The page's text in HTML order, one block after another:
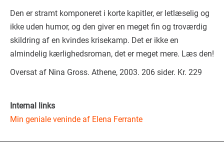
Den er stramt komponeret i korte kapitler, er letlæselig og
ikke uden humor, og den giver en meget fin og troværdig
skildring af en kvindes krisekamp. Det er ikke en
almindelig kærlighedsroman, det er meget mere. Læs den!
Oversat af Nina Gross. Athene, 2003. 206 sider. Kr. 229
Internal links
Min geniale veninde af Elena Ferrante